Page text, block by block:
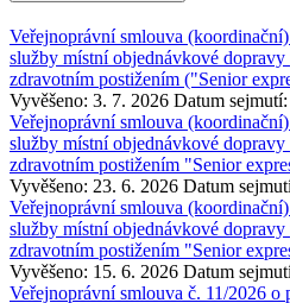
Veřejnoprávní smlouva
služby místní objednávkové dopravy
zdravotním postižením ("Senior
Vyvěšeno: 3. 7. 2026 Datum
Veřejnoprávní smlouva
služby místní objednávkové dopravy
zdravotním postižením "Senior
Vyvěšeno: 23. 6. 2026 Datum
Veřejnoprávní smlouva
služby místní objednávkové dopravy
zdravotním postižením "Senior
Vyvěšeno: 15. 6. 2026 Datum
Veřejnoprávní smlouva č. 11/2026 o